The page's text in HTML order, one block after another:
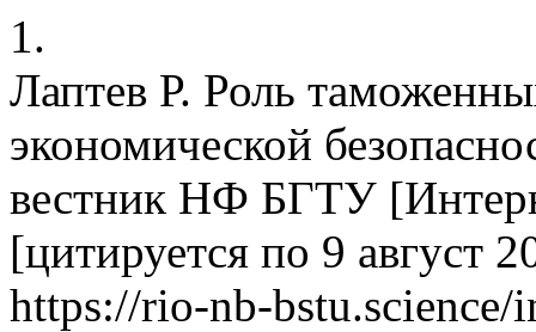
1.
Лаптев Р. Роль
экономической
вестник НФ БГТУ
[цитируется по 9 август
https://rio-nb-bstu.science/